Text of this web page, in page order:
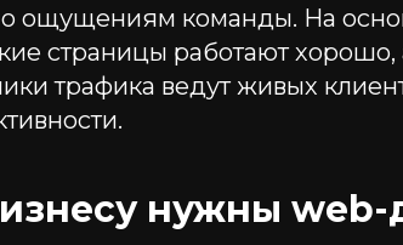
ощущениям команды. На
страницы работают хорошо,
трафика ведут живых
нужны